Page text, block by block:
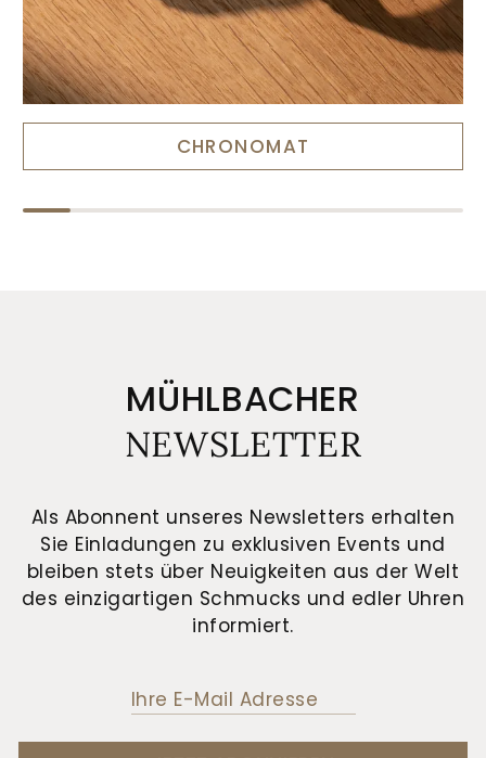
CHRONOMAT
MÜHLBACHER
NEWSLETTER
Als Abonnent unseres Newsletters erhalten
Sie Einladungen zu exklusiven Events und
bleiben stets über Neuigkeiten aus der Welt
des einzigartigen Schmucks und edler Uhren
informiert.